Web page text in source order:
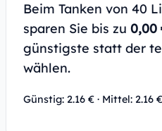
Beim Tanken von 40
sparen Sie bis zu 0,00
günstigste statt der
wählen.
Günstig: 2.16 € · Mittel: 2.16